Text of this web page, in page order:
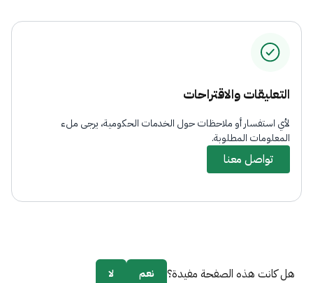
التعليقات والاقتراحات
لأي استفسار أو ملاحظات حول الخدمات الحكومية، يرجى ملء
المعلومات المطلوبة.
تواصل معنا
هل كانت هذه الصفحة مفيدة؟ نعم
لا